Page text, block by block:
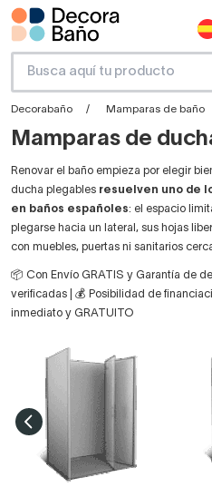
Decorabaño Mamparas de baño
Mamparas de
Renovar el baño empieza por elegir
ducha plegables resuelven uno de
en baños españoles: el espacio
plegarse hacia un lateral, sus hojas
con muebles, puertas ni sanitarios
📦 Con Envío GRATIS y Garantía de
verificadas | 💰 Posibilidad de
inmediato y GRATUITO